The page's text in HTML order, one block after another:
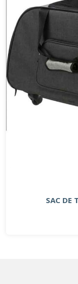
SAC DE